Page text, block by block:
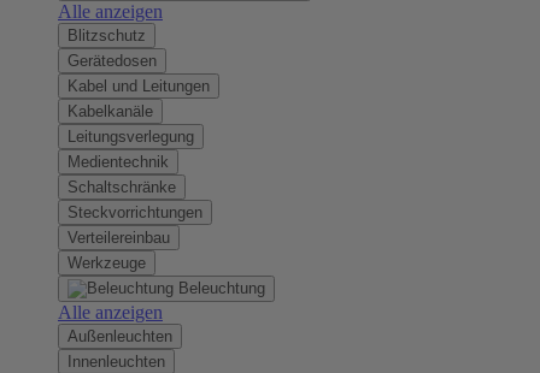
Alle anzeigen
Blitzschutz
Gerätedosen
Kabel und Leitungen
Kabelkanäle
Leitungsverlegung
Medientechnik
Schaltschränke
Steckvorrichtungen
Verteilereinbau
Werkzeuge
Beleuchtung
Alle anzeigen
Außenleuchten
Innenleuchten